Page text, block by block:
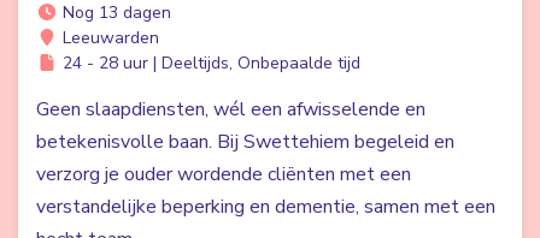
Nog 13 dagen
Leeuwarden
24 - 28 uur | Deeltijds, Onbepaalde tijd
Geen slaapdiensten, wél een afwisselende en
betekenisvolle baan. Bij Swettehiem begeleid en
verzorg je ouder wordende cliënten met een
verstandelijke beperking en dementie, samen met een